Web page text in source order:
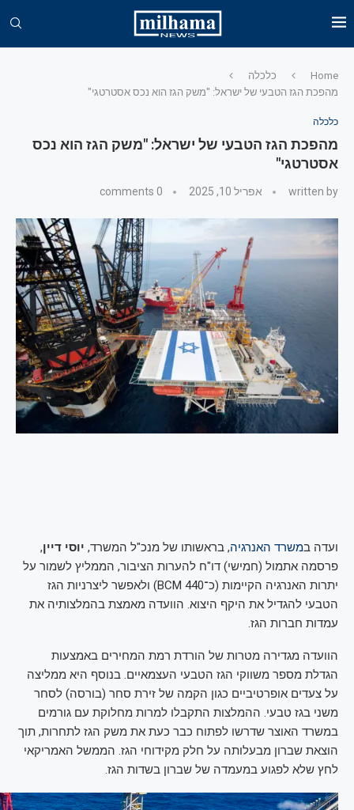
Home
כלכלה
מהפכת הגז הטבעי של ישראל: "משק הגז הוא נכס אסטרטגי"
כלכלה
מהפכת הגז הטבעי של ישראל: "משק הגז הוא נכס
אסטרטגי"
written by אפריל 10, 2025 0 comments
ועדה במשרד האנרגיה, בראשותו של מנכ"ל המשרד, יוסי דיין,
פרסמה אתמול (חמישי) דו"ח להערות הציבור, הממליץ לשמור על
יתרות האנרגיה הקיימות (כ־440 BCM) ולאפשר ליצרניות הגז
הטבעי להגדיל את היקף היצוא. הוועדה מאמצת בהמלצותיה את
עמדות חברות הגז.
הוועדה מגדירה מטרות של הורדת רמת המחירים באמצעות
הגדלת מספר משווקי הגז הטבעי העצמאיים. בנוסף היא ממליצה
על צעדים אופרטיביים כגון הקמה של זירת סחר (בורסה) לסחר
משני בגז טבעי. ההמלצות התקבלו למרות מחלוקת עם גורמים
במשרד האוצר שדרשו לפתוח כבר כעת את משק הגז לתחרות, תוך
הוצאת שברון מבעלותה על חלק מקידוחי הגז. הממשל האמריקאי
לחץ שלא לפגוע במעמדה של שברון בשדות הגז.